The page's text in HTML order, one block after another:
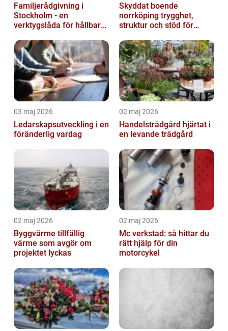
Familjerådgivning i
Stockholm - en
verktygslåda för hållbara
Skyddat boende
norrköping trygghet,
struktur och stöd för
situationer
03 maj 2026
Ledarskapsutveckling i en
föränderlig vardag
02 maj 2026
Handelsträdgård hjärtat i
en levande trädgård
02 maj 2026
Byggvärme tillfällig
värme som avgör om
projektet lyckas
02 maj 2026
Mc verkstad: så hittar du
rätt hjälp för din
motorcykel